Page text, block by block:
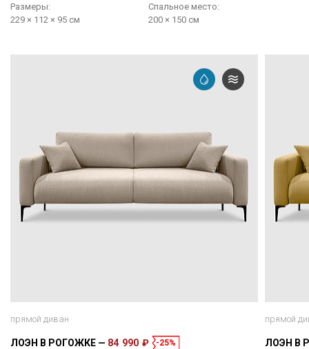
Размеры:
229 × 112 × 95 см
Cпальное место:
200 × 150 см
прямой диван
ЛОЭН В РОГОЖКЕ 84 990 ₽ -25%
прямой
ЛОЭН В